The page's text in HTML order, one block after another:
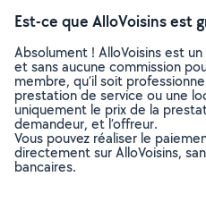
Est-ce que AlloVoisins est
Absolument ! AlloVoisins est
et sans aucune commission
membre, qu’il soit
prestation de service ou une
uniquement le prix de la
demandeur, et l’offreur.
Vous pouvez réaliser le
directement sur AlloVoisins,
bancaires.